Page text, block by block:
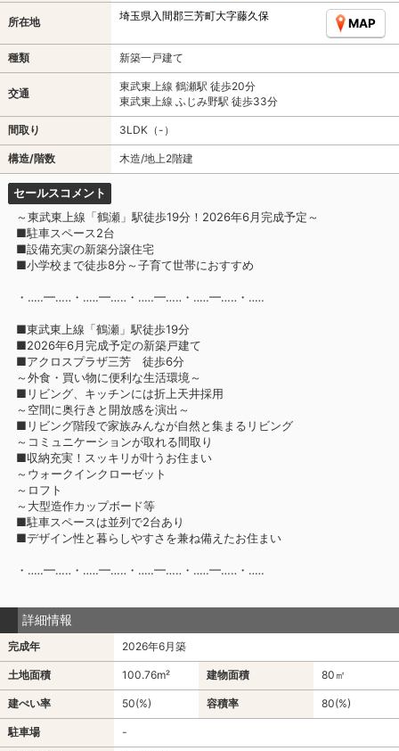
所在地 埼玉県入間郡三芳町大字藤久保
MAP
種類 新築一戸建て
交通
東武東上線 鶴瀬駅 徒歩20分
東武東上線 ふじみ野駅 徒歩33分
間取り 3LDK（-）
構造/階数 木造/地上2階建
セールスコメント
～東武東上線「鶴瀬」駅徒歩19分！2026年6月完成予定～
■駐車スペース2台
■設備充実の新築分譲住宅
■小学校まで徒歩8分～子育て世帯におすすめ
・‥…━…‥・‥…━…‥・‥…━…‥・‥…━…‥・‥…
■東武東上線「鶴瀬」駅徒歩19分
■2026年6月完成予定の新築戸建て
■アクロスプラザ三芳 徒歩6分
～外食・買い物に便利な生活環境～
■リビング、キッチンには折上天井採用
～空間に奥行きと開放感を演出～
■リビング階段で家族みんなが自然と集まるリビング
～コミュニケーションが取れる間取り
■収納充実！スッキリが叶うお住まい
～ウォークインクローゼット
～ロフト
～大型造作カップボード等
■駐車スペースは並列で2台あり
■デザイン性と暮らしやすさを兼ね備えたお住まい
・‥…━…‥・‥…━…‥・‥…━…‥・‥…━…‥・‥…
詳細情報
完成年 2026年6月築
土地面積 100.76m² 建物面積 80㎡
建ぺい率 50(%) 容積率 80(%)
駐車場 -